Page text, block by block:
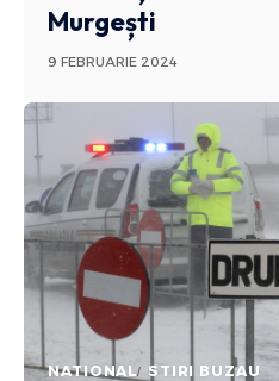
Murgești
9 FEBRUARIE 2024
NATIONAL STIRI BUZAU